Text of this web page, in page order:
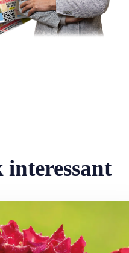
interessant
voor een tuin op het